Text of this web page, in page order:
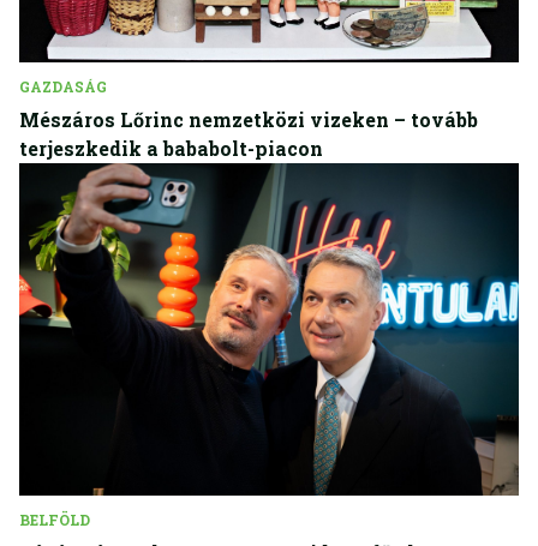
GAZDASÁG
Mészáros Lőrinc nemzetközi vizeken – tovább
terjeszkedik a bababolt-piacon
BELFÖLD